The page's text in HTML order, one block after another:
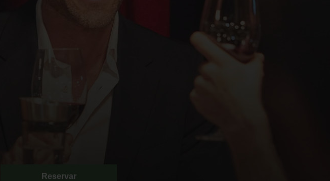
Reservar